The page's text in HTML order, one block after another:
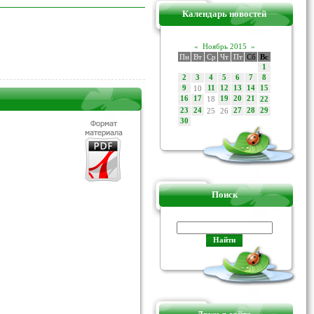
Календарь новостей
« Ноябрь 2015 »
Пн Вт Ср Чт Пт Сб Вс
1
2
3 4 5 6 7
8
9
10 11 12 13 14
15
16
17 18 19 20 21
22
23
24 25 26 27 28
29
30
Поиск